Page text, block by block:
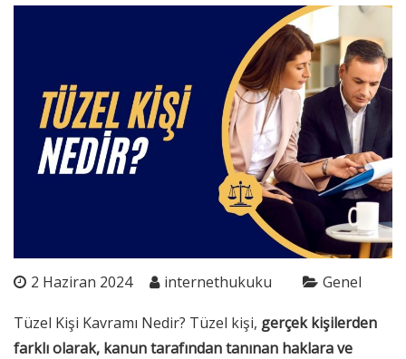
2 Haziran 2024 internethukuku Genel
Tüzel Kişi Kavramı Nedir? Tüzel kişi, gerçek kişilerden
farklı olarak, kanun tarafından tanınan haklara ve